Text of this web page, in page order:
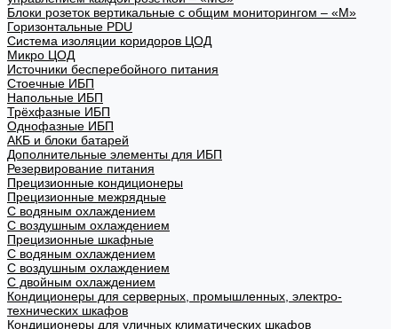
Блоки розеток вертикальные с общим мониторингом – «М»
Горизонтальные PDU
Система изоляции коридоров ЦОД
Микро ЦОД
Источники бесперебойного питания
Стоечные ИБП
Напольные ИБП
Трёхфазные ИБП
Однофазные ИБП
АКБ и блоки батарей
Дополнительные элементы для ИБП
Резервирование питания
Прецизионные кондиционеры
Прецизионные межрядные
С водяным охлаждением
С воздушным охлаждением
Прецизионные шкафные
С водяным охлаждением
С воздушным охлаждением
С двойным охлаждением
Кондиционеры для серверных, промышленных, электро-
технических шкафов
Кондиционеры для уличных климатических шкафов